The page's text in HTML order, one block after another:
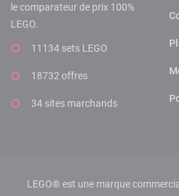
le comparateur de prix 100%
LEGO.
11134 sets LEGO
18732 offres
34 sites marchands
LEGO® est une marque